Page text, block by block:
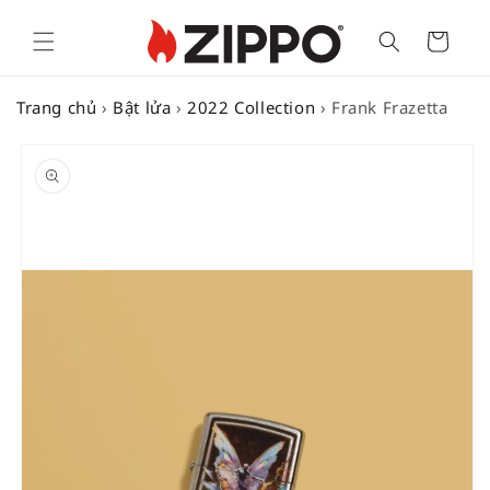
Cart
Trang chủ › Bật lửa ›2022 Collection › Frank Frazetta
PRODUCT
INFORMATION